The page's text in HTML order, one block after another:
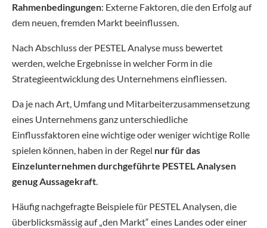
Rahmenbedingungen: Externe Faktoren, die den Erfolg auf
dem neuen, fremden Markt beeinflussen.
Nach Abschluss der PESTEL Analyse muss bewertet
werden, welche Ergebnisse in welcher Form in die
Strategieentwicklung des Unternehmens einfliessen.
Da je nach Art, Umfang und Mitarbeiterzusammensetzung
eines Unternehmens ganz unterschiedliche
Einflussfaktoren eine wichtige oder weniger wichtige Rolle
spielen können, haben in der Regel nur für das
Einzelunternehmen durchgeführte PESTEL Analysen
genug Aussagekraft.
Häufig nachgefragte Beispiele für PESTEL Analysen, die
überblicksmässig auf „den Markt“ eines Landes oder einer